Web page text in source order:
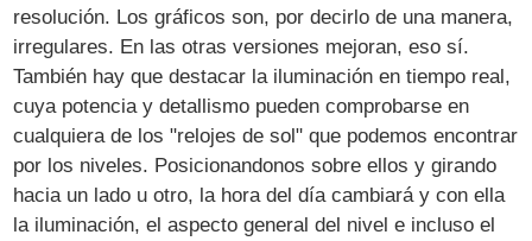
resolución. Los gráficos son, por decirlo de una manera,
irregulares. En las otras versiones mejoran, eso sí.
También hay que destacar la iluminación en tiempo real,
cuya potencia y detallismo pueden comprobarse en
cualquiera de los "relojes de sol" que podemos encontrar
por los niveles. Posicionandonos sobre ellos y girando
hacia un lado u otro, la hora del día cambiará y con ella
la iluminación, el aspecto general del nivel e incluso el